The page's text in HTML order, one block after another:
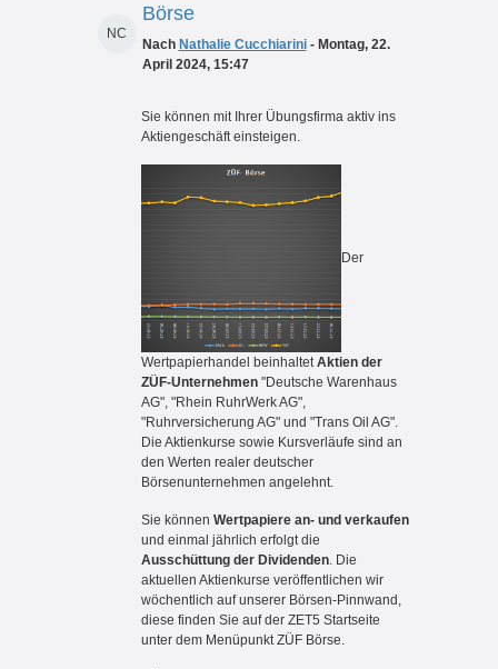
NC
Börse
Nach Nathalie Cucchiarini- Montag, 22.
April 2024, 15:47
Sie können mit Ihrer Übungsfirma aktiv ins
Aktiengeschäft einsteigen.
Der
Wertpapierhandel beinhaltetAktien der
ZÜF-Unternehmen "Deutsche Warenhaus
AG", "Rhein RuhrWerk AG",
"Ruhrversicherung AG" und "Trans Oil AG".
Die Aktienkurse sowie Kursverläufe sind an
den Werten realer deutscher
Börsenunternehmen angelehnt.
Sie können Wertpapiere an- und verkaufen
und einmal jährlich erfolgt die
Ausschüttung der Dividenden. Die
aktuellen Aktienkurse veröffentlichen wir
wöchentlich auf unserer Börsen-Pinnwand,
diese finden Sie auf der ZET5 Startseite
unter dem Menüpunkt ZÜF Börse.